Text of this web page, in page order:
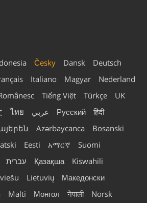
Česky Dansk
Deutsch
Italiano Magyar
Nederland
Tiếng Việt Türkçe
UK
ไทย عربي Русский
हिंदी
Azərbaycanca
Bosanski
Eesti አማርኛ
Suomi
עברית Қазақша
Kiswahili
Lietuvių
Македонски
Malti Монгол नेपाली Norsk